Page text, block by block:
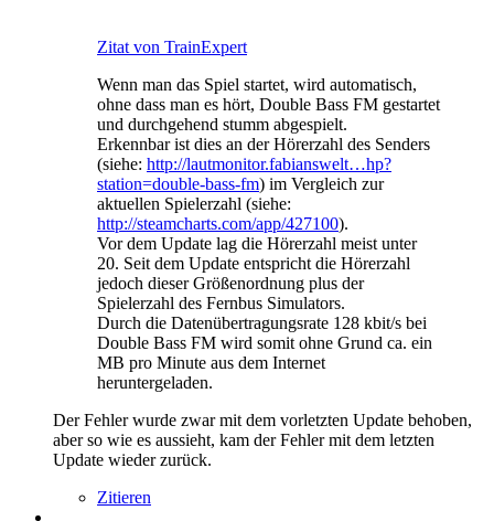
Zitat von TrainExpert
Wenn man das Spiel startet, wird automatisch,
ohne dass man es hört, Double Bass FM gestartet
und durchgehend stumm abgespielt.
Erkennbar ist dies an der Hörerzahl des Senders
(siehe: http://lautmonitor.fabianswelt…hp?
station=double-bass-fm) im Vergleich zur
aktuellen Spielerzahl (siehe:
http://steamcharts.com/app/427100).
Vor dem Update lag die Hörerzahl meist unter
20. Seit dem Update entspricht die Hörerzahl
jedoch dieser Größenordnung plus der
Spielerzahl des Fernbus Simulators.
Durch die Datenübertragungsrate 128 kbit/s bei
Double Bass FM wird somit ohne Grund ca. ein
MB pro Minute aus dem Internet
heruntergeladen.
Der Fehler wurde zwar mit dem vorletzten Update behoben,
aber so wie es aussieht, kam der Fehler mit dem letzten
Update wieder zurück.
Zitieren